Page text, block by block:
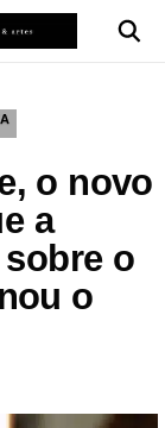
o novo
a
o
o